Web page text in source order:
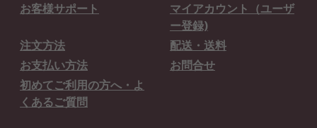
お客様サポート
マイアカウント（ユーザ
ー登録)
注文方法
配送・送料
お支払い方法
お問合せ
初めてご利用の方へ・よ
くあるご質問